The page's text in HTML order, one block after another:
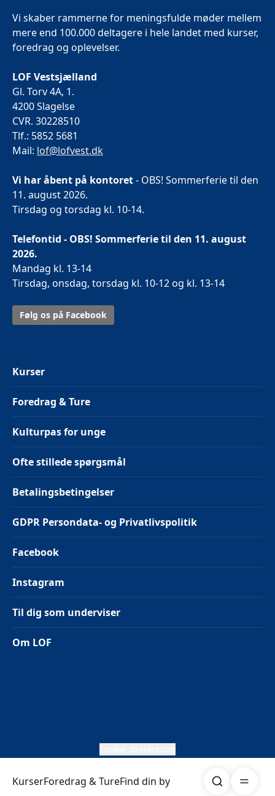
KurserForedrag & TureFind din by Søg
Vi skaber rammerne for meningsfulde møder mellem
mere end 100.000 deltagere i hele landet med kurser,
foredrag og oplevelser.
LOF Vestsjælland
Gl. Torv 4A, 1.
4200 Slagelse
CVR. 30228510
Tlf.: 5852 5681
Mail: lof@lofvest.dk
Vi har åbent på kontoret- OBS! Sommerferie til den
11. august 2026.
Tirsdag og torsdag kl. 10-14.
Telefontid - OBS! Sommerferie til den 11. august
2026.
Mandag kl. 13-14
Tirsdag, onsdag, torsdag kl. 10-12 og kl. 13-14
Følg os på Facebook
Kurser
Foredrag & Ture
Kulturpas for unge
Ofte stillede spørgsmål
Betalingsbetingelser
GDPR Persondata- og Privatlivspolitik
Facebook
Instagram
Til dig som underviser
Om LOF